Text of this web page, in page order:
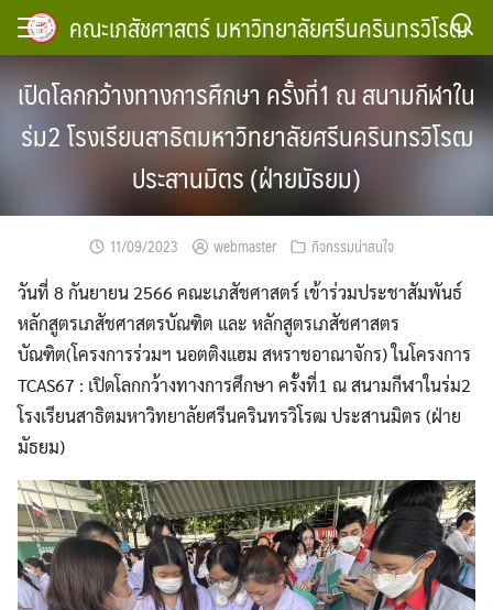
Skip
คณะเภสัชศาสตร์ มหาวิทยาลัยศรีนครินทรวิโรฒ
เปิดโลกกว้างทางการศึกษา ครั้งที่1 ณ สนามกีฬาใน
ร่ม2 โรงเรียนสาธิตมหาวิทยาลัยศรีนครินทรวิโรฒ
ประสานมิตร (ฝ่ายมัธยม)
11/09/2023 webmaster กิจกรรมน่าสนใจ
วันที่ 8 กันยายน 2566 คณะเภสัชศาสตร์ เข้าร่วมประชาสัมพันธ์
หลักสูตรเภสัชศาสตรบัณฑิต และ หลักสูตรเภสัชศาสตร
บัณฑิต(โครงการร่วมฯ นอตติงแฮม สหราชอาณาจักร) ในโครงการ
TCAS67 : เปิดโลกกว้างทางการศึกษา ครั้งที่1 ณ สนามกีฬาในร่ม2
โรงเรียนสาธิตมหาวิทยาลัยศรีนครินทรวิโรฒ ประสานมิตร (ฝ่าย
มัธยม)